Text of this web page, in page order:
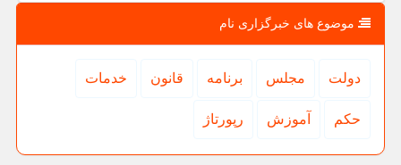
موضوع های خبرگزاری نام
دولت مجلس برنامه قانون خدمات
حكم آموزش رپورتاژ